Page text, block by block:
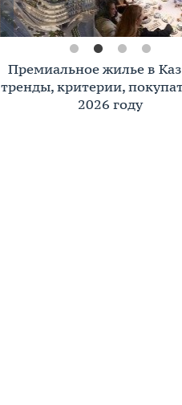
Премиальное жилье в
тренды, критерии,
2026 году